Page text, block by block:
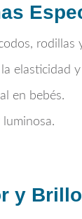
rodillas
elasticidad
en bebés.
y